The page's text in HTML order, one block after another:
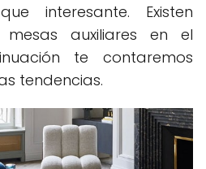
interesante. Existen
auxiliares en el
te contaremos
tendencias.